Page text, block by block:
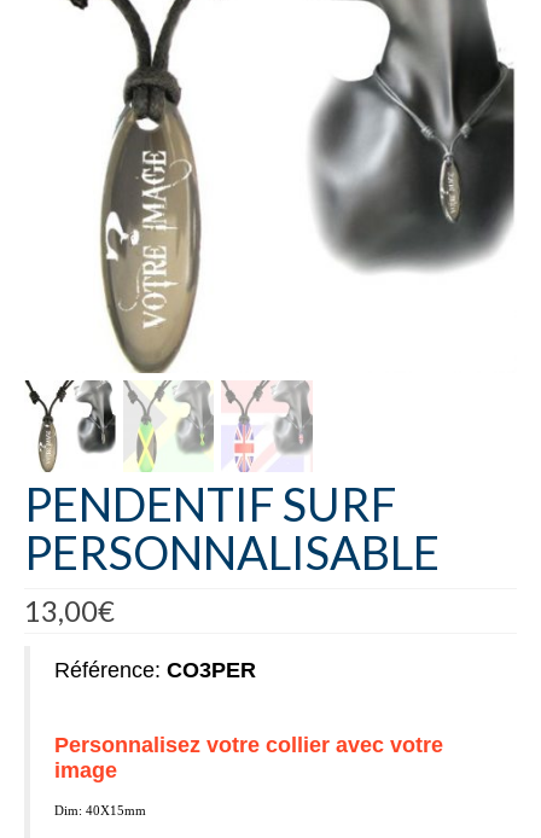
TECHNIQUES D’IMPRESSION
NOS TEXTILES
Tailles des textiles
qualité des textiles
PROFESSIONNELS
PENDENTIF SURF
PERSONNALISABLE
13,00€
Référence: CO3PER
Personnalisez votre collier avec votre
image
Dim: 40X15mm